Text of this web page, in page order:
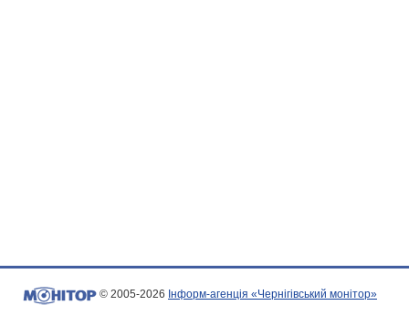
© 2005-2026 Інформ-агенція «Чернігівський монітор»